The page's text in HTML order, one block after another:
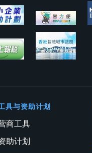
具与资助计划
商工具
助计划